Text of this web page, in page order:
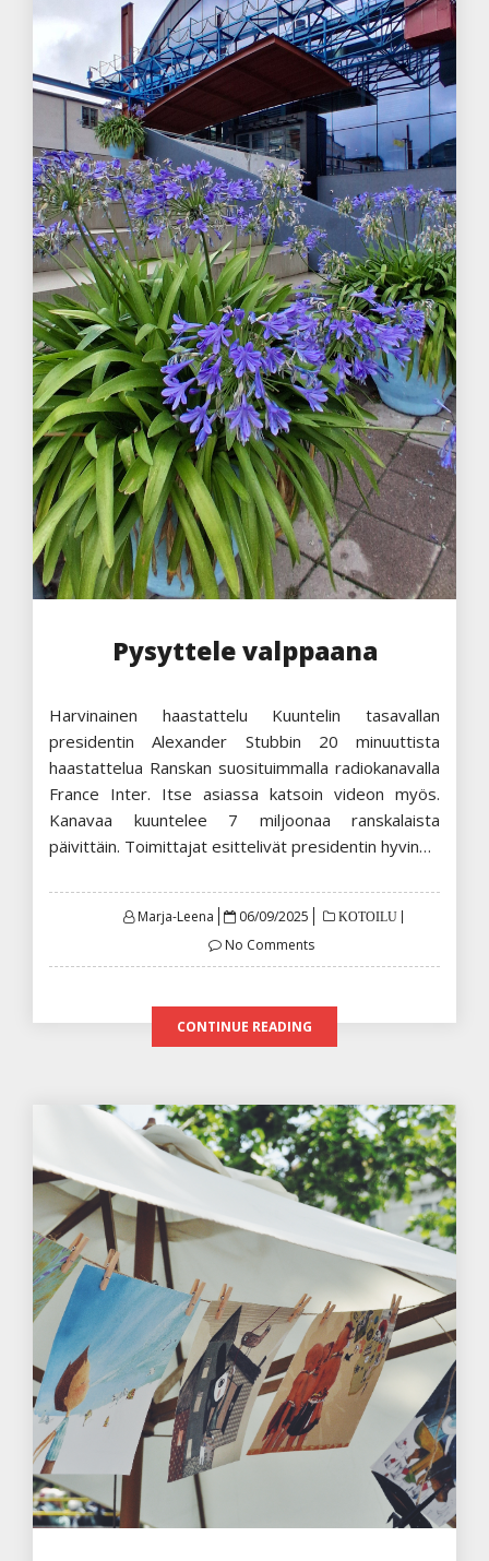
Pysyttele valppaana
Harvinainen haastattelu Kuuntelin tasavallan
presidentin Alexander Stubbin 20 minuuttista
haastattelua Ranskan suosituimmalla radiokanavalla
France Inter. Itse asiassa katsoin videon myös.
Kanavaa kuuntelee 7 miljoonaa ranskalaista
päivittäin. Toimittajat esittelivät presidentin hyvin…
Marja-Leena
Posted
06/09/2025 KOTOILU
No Comments
CONTINUE READING